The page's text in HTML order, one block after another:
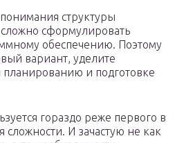
структуры
сформулировать
обеспечению. Поэтому
вариант, уделите
планированию и подготовке
гораздо реже первого в
сложности. И зачастую не как